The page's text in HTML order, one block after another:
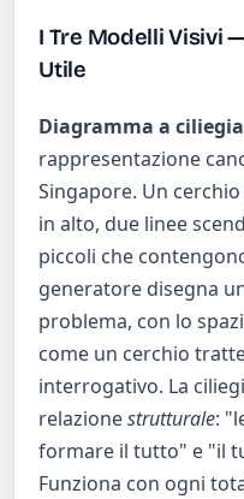
I Tre Modelli Visivi
Utile
Diagramma a
rappresentazione
Singapore. Un
in alto, due linee
piccoli che
generatore disegna
problema, con lo
come un cerchio
interrogativo. La
relazionestrutturale:
formare il tutto" e "il
Funziona con ogni